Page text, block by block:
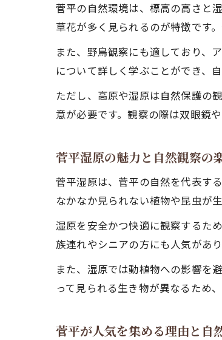
菅平の自然環境は、標高の高さと
草花が多く見られるのが特徴です
また、野鳥観察にも適しており、
について詳しく学ぶことができ、
ただし、高原や湿原は自然保護の
意が必要です。観察の際は双眼鏡
菅平湿原の魅力と自然観察の
菅平湿原は、菅平の自然を代表す
なかなか見られない植物や昆虫が
湿原を安全かつ快適に観察するた
族連れやシニアの方にも人気があ
また、湿原では動植物への影響を
って見られる生き物が異なるため
菅平が人気を集める理由と自